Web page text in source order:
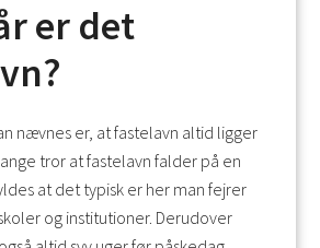
er det
nævnes er, at fastelavn altid ligger
tror at fastelavn falder på en
at det typisk er her man fejrer
og institutioner. Derudover